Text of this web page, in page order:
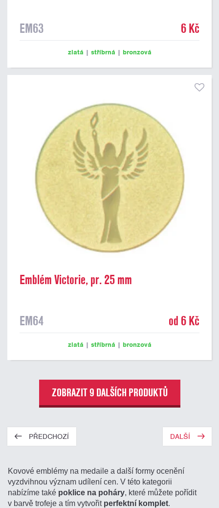
EM63 6 Kč
zlatá | stříbrná | bronzová
Emblém Victorie, pr. 25 mm
EM64 od 6 Kč
zlatá | stříbrná | bronzová
ZOBRAZIT 9 DALŠÍCH PRODUKTŮ
PŘEDCHOZÍ DALŠÍ
Kovové emblémy na medaile a další formy ocenění
vyzdvihnou význam udílení cen. V této kategorii
nabízíme také poklice na poháry, které můžete pořídit
v barvě trofeje a tím vytvořit perfektní komplet.